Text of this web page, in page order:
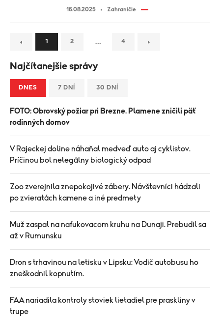
16.08.2025 Zahraničie
1 2 … 4
Najčítanejšie správy
DNES 7 DNÍ 30 DNÍ
FOTO: Obrovský požiar pri Brezne. Plamene zničili päť
rodinných domov
V Rajeckej doline náhaňal medveď auto aj cyklistov.
Príčinou bol nelegálny biologický odpad
Zoo zverejnila znepokojivé zábery. Návštevníci hádzali
po zvieratách kamene a iné predmety
Muž zaspal na nafukovacom kruhu na Dunaji. Prebudil sa
až v Rumunsku
Dron s trhavinou na letisku v Lipsku: Vodič autobusu ho
zneškodnil kopnutím.
FAA nariadila kontroly stoviek lietadiel pre praskliny v
trupe